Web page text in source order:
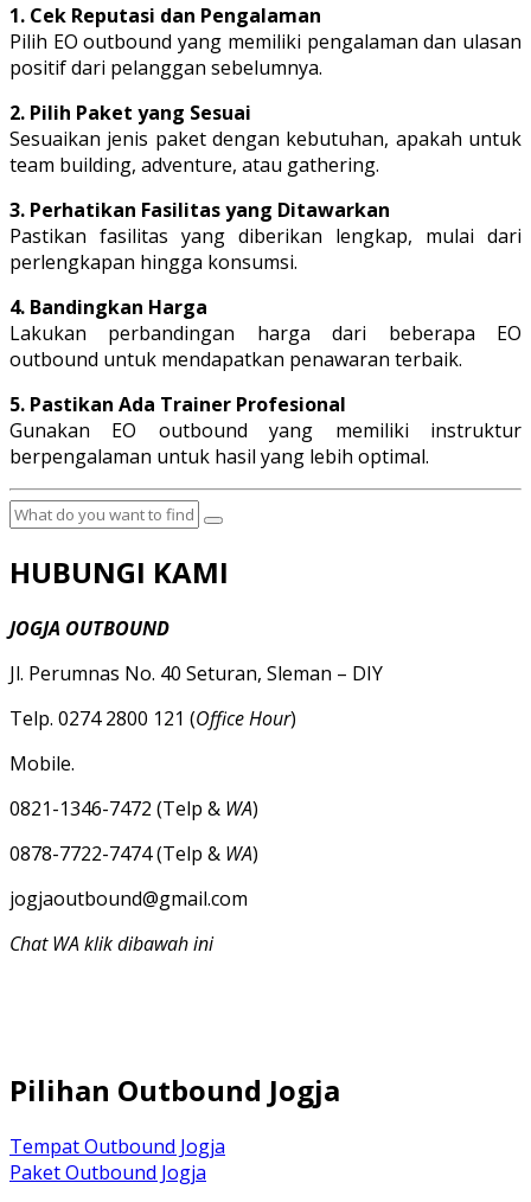
1. Cek Reputasi dan Pengalaman
Pilih EO outbound yang memiliki pengalaman dan ulasan
positif dari pelanggan sebelumnya.
2. Pilih Paket yang Sesuai
Sesuaikan jenis paket dengan kebutuhan, apakah untuk
team building, adventure, atau gathering.
3. Perhatikan Fasilitas yang Ditawarkan
Pastikan fasilitas yang diberikan lengkap, mulai dari
perlengkapan hingga konsumsi.
4. Bandingkan Harga
Lakukan perbandingan harga dari beberapa EO
outbound untuk mendapatkan penawaran terbaik.
5. Pastikan Ada Trainer Profesional
Gunakan EO outbound yang memiliki instruktur
berpengalaman untuk hasil yang lebih optimal.
HUBUNGI KAMI
JOGJA OUTBOUND
Jl. Perumnas No. 40 Seturan, Sleman – DIY
Telp. 0274 2800 121 (Office Hour)
Mobile.
0821-1346-7472 (Telp & WA)
0878-7722-7474 (Telp & WA)
jogjaoutbound@gmail.com
Chat WA klik dibawah ini
Pilihan Outbound Jogja
Tempat Outbound Jogja
Paket Outbound Jogja